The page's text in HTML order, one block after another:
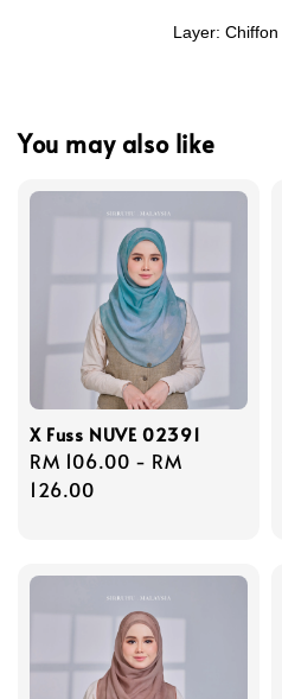
Layer:
You may also like
X Fuss NUVE 02391
Regular
price
RM 106.00 - RM
126.00